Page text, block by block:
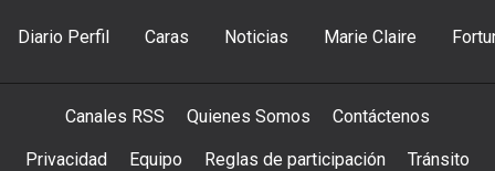
Diario Perfil Caras Noticias Marie Claire
Canales RSS Quienes Somos Contáctenos
Privacidad Equipo Reglas de participación Tránsito